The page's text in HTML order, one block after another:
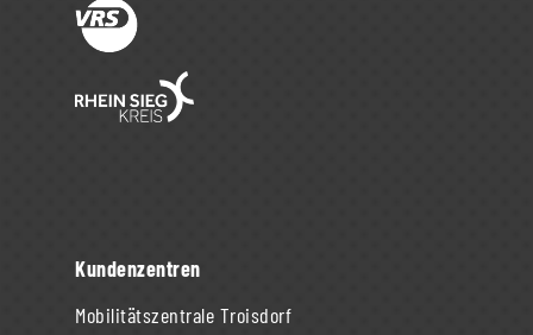
Kundenzentren
Mobilitätszentrale Troisdorf